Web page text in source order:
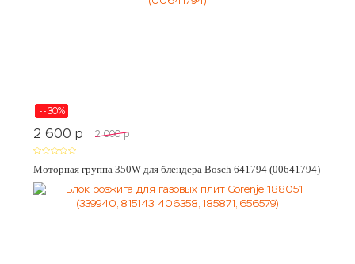
--30%
2 600 p 2 000 p
Моторная группа 350W для блендера Bosch 641794 (00641794)